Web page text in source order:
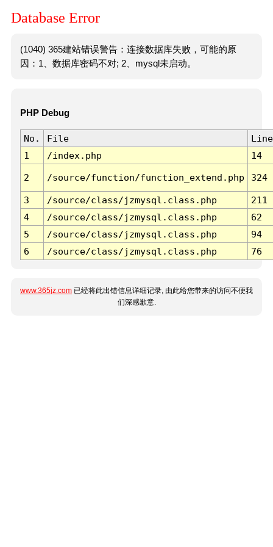
Database Error
(1040) 365建站错误警告：连接数据库失败，可能的原
因：1、数据库密码不对; 2、mysql未启动。
PHP Debug
No. File
Line
1
/index.php 14
2 /source/function/function_extend.php 324
3 /source/class/jzmysql.class.php
211
4
/source/class/jzmysql.class.php
62
5
/source/class/jzmysql.class.php
94
6
/source/class/jzmysql.class.php 76
www.365jz.com 已经将此出错信息详细记录, 由此给您带来的访问不便我
们深感歉意.